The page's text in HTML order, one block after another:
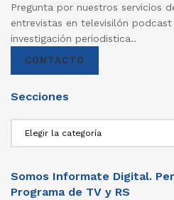
Pregunta por nuestros servicios
entrevistas en televisilón
investigación periodistica..
CONTACTO
Secciones
Somos Informate Digital.
Programa de TV y RS